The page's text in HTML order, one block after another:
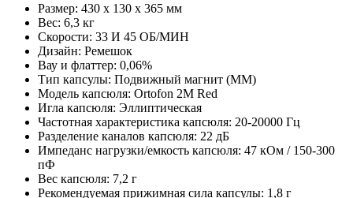
Размер: 430 x 130 x 365 мм
Вес: 6,3 кг
Скорости: 33 И 45 ОБ/МИН
Дизайн: Ремешок
Вау и флаттер: 0,06%
Тип капсулы: Подвижный магнит (MM)
Модель капсюля: Ortofon 2M Red
Игла капсюля: Эллиптическая
Частотная характеристика капсюля: 20-20000 Гц
Разделение каналов капсюля: 22 дБ
Импеданс нагрузки/емкость капсюля: 47 кОм / 150-300
пФ
Вес капсюля: 7,2 г
Рекомендуемая прижимная сила капсулы: 1,8 г